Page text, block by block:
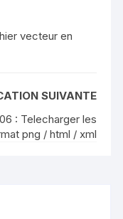
vecteur en
SUIVANTE
: Telecharger les
png / html / xml